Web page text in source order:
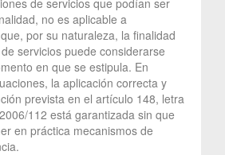
no es aplicable a
por su naturaleza, la finalidad
servicios puede considerarse
en que se estipula. En
la aplicación correcta y
prevista en el artículo 148, letra
112 está garantizada sin que
en práctica mecanismos de